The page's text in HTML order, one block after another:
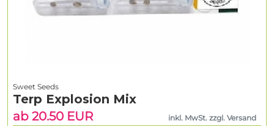
Sweet Seeds
Terp Explosion Mix
ab 20.50 EUR
inkl. MwSt. zzgl. Versand